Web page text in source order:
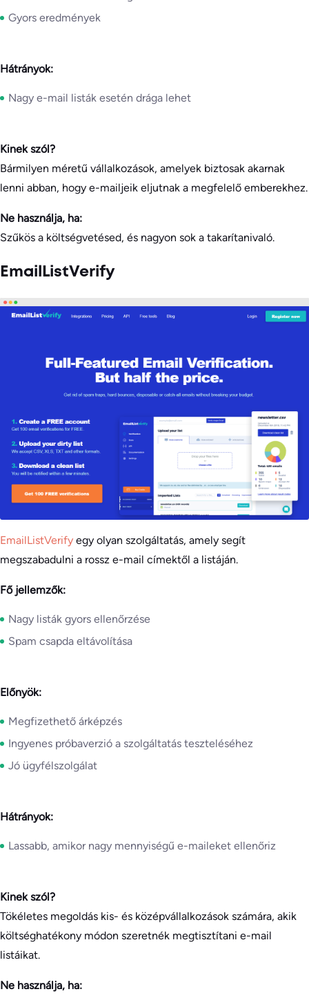
Gyors eredmények
Hátrányok:
Nagy e-mail listák esetén drága lehet
Kinek szól?
Bármilyen méretű vállalkozások, amelyek biztosak akarnak
lenni abban, hogy e-mailjeik eljutnak a megfelelő emberekhez.
Ne használja, ha:
Szűkös a költségvetésed, és nagyon sok a takarítanivaló.
EmailListVerify
EmailListVerify egy olyan szolgáltatás, amely segít
megszabadulni a rossz e-mail címektől a listáján.
Fő jellemzők:
Nagy listák gyors ellenőrzése
Spam csapda eltávolítása
Előnyök:
Megfizethető árképzés
Ingyenes próbaverzió a szolgáltatás teszteléséhez
Jó ügyfélszolgálat
Hátrányok:
Lassabb, amikor nagy mennyiségű e-maileket ellenőriz
Kinek szól?
Tökéletes megoldás kis- és középvállalkozások számára, akik
költséghatékony módon szeretnék megtisztítani e-mail
listáikat.
Ne használja, ha: